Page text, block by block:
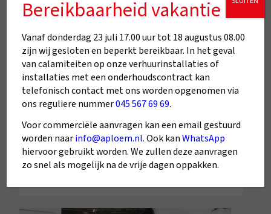
geen ander toe in staat en zorgen voor een
optimale levensduur en duurzaamheid
van de installaties in woningen,
complexen, recreatieparken,
onderwijsinstellingen en bedrijfspanden.
Onze diensten
Neem contact op
Bereikbaarheid vakantie
Vanaf donderdag 23 juli 17.00 uur tot 18 augustus 08.00
zijn wij gesloten en beperkt bereikbaar. In het geval
van calamiteiten op onze verhuurinstallaties of
installaties met een onderhoudscontract kan
telefonisch contact met ons worden opgenomen via
ons reguliere nummer045 567 69 69.
Voor commerciële aanvragen kan een email gestuurd
worden naarinfo@aploem.nl. Ook kanWhatsApp
hiervoor gebruikt worden. We zullen deze aanvragen
zo snel als mogelijk na de vrije dagen oppakken.